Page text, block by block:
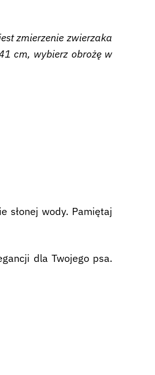
zmierzenie zwierzaka
cm, wybierz obrożę w
słonej wody. Pamiętaj
dla Twojego psa.